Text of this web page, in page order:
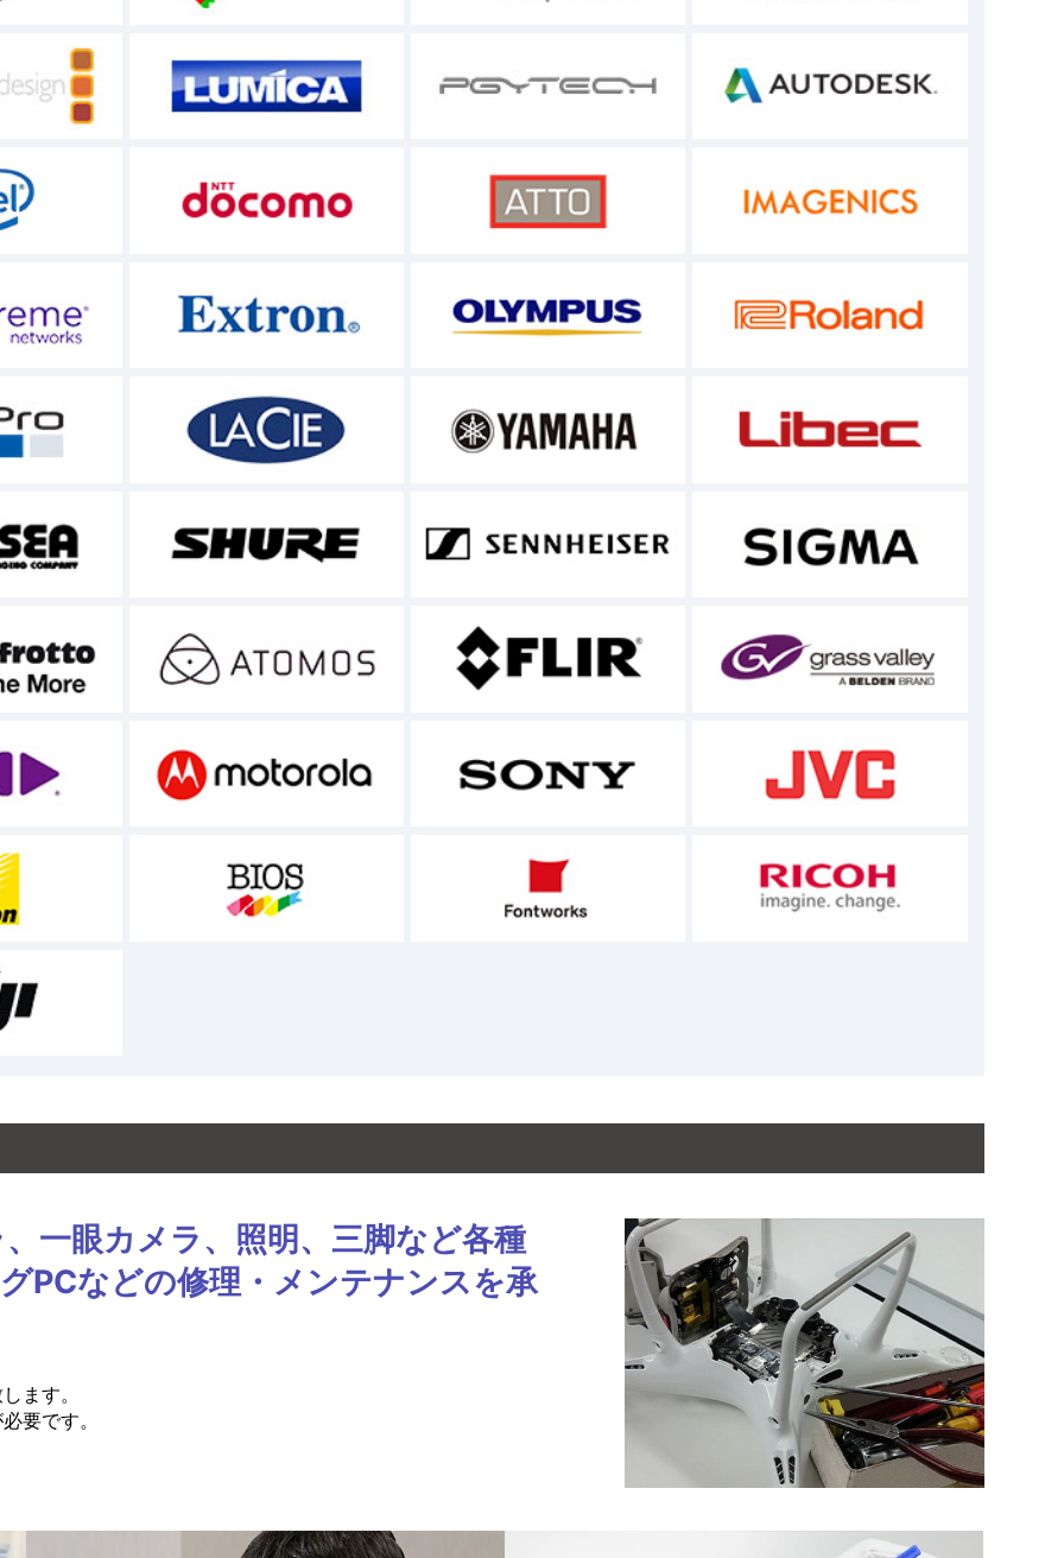
納品までに単価の変動があった場合も当店はお客様に対して当該事項を通達する義務はありませ
わらず一切をご注文時の単価に反映させないものとします。この場合、お客様が損害を被ったとし
ではありません。
伝えした納期までに納品できるように全力を尽くしますが、商品供給状況の変化など諸事情により
他予期せぬ事態により配送が遅延する場合があります。この場合、お客様が損害を被ったとして
のではありません。
の運送会社経由で受渡しとなり、全て梱包された状態での軒先渡しとなります。
リインストールされている場合、ソフトウェアの知的所有権は、当該ソフトウェアの製作者もしくは使用許
該ソフトウェアに添付されている使用許諾契約の規定が適用されます。
ん。
内容が適用されます。
につきましては商品到着後3営業日以内に本サイトへご連絡いただきますようお願いいたします。
電話やメールなどで対応し、必要があれば商品をご返送いただく場合があります。
送いただいた場合以外は、サポート/交換/修理などの一切をお受けすることができません。また代
。予めご了承ください。
拠法とします。
、請求書を含む全ての情報について、本サイトはその正確性または完全性等について保証するもの
る場合は、本サイトは修正することができます。この場合、お客様が損害を被ったとしても、本サ
の使用・不使用から直接または間接的に生じたデータもしくはソフトウェアの損壊又は破損を含む
ものではありません。また、当該損害の可能性が本サイトに通知されていた場合においても、発生
生的な損害について、本サイトはお客様に如何なる責任も負うものではありません。
様のハードウェア環境、ソフトウェア環境、通信環境の事情により正しく閲覧できない場合があっ
一眼カメラ、照明、三脚など各種
PCなどの修理・メンテナンスを承
ます。
要です。